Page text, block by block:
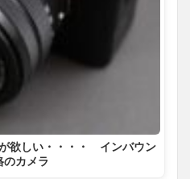
欲しい・・・・ インバウン
のカメラ